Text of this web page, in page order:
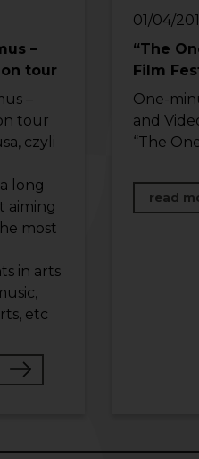
–
tour
–
tour
czyli
long
aiming
most
in arts
etc
about Kara of Remus –
01/04/
“The
Film
One-
and
“The
read